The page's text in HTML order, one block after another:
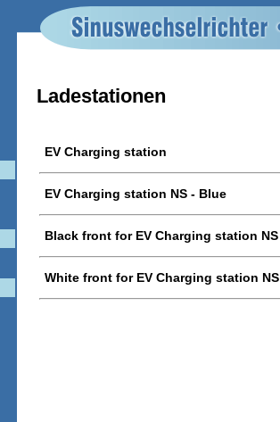
Ladestationen
EV Charging station
EV Charging station NS - Blue
Black front for EV Charging station NS
White front for EV Charging station NS